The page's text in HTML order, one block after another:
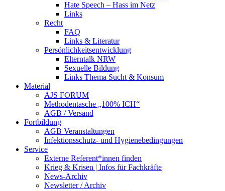
Hate Speech – Hass im Netz
Links
Recht
FAQ
Links & Literatur
Persönlichkeitsentwicklung
Elterntalk NRW
Sexuelle Bildung
Links Thema Sucht & Konsum
Material
AJS FORUM
Methodentasche „100% ICH“
AGB / Versand
Fortbildung
AGB Veranstaltungen
Infektionsschutz- und Hygienebedingungen
Service
Externe Referent*innen finden
Krieg & Krisen | Infos für Fachkräfte
News-Archiv
Newsletter / Archiv